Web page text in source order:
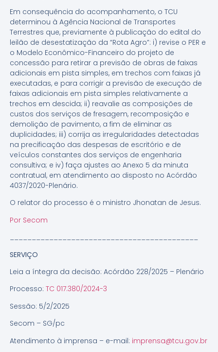
Em consequência do acompanhamento, o TCU
determinou à Agência Nacional de Transportes
Terrestres que, previamente à publicação do edital do
leilão de desestatização da “Rota Agro”: i) revise o PER e
o Modelo Econômico-Financeiro do projeto de
concessão para retirar a previsão de obras de faixas
adicionais em pista simples, em trechos com faixas já
executadas, e para corrigir a previsão de execução de
faixas adicionais em pista simples relativamente a
trechos em descida; ii) reavalie as composições de
custos dos serviços de fresagem, recomposição e
demolição de pavimento, a fim de eliminar as
duplicidades; iii) corrija as irregularidades detectadas
na precificação das despesas de escritório e de
veículos constantes dos serviços de engenharia
consultiva; e iv) faça ajustes ao Anexo 5 da minuta
contratual, em atendimento ao disposto no Acórdão
4037/2020-Plenário.
O relator do processo é o ministro Jhonatan de Jesus.
Por Secom
___________________________________________
SERVIÇO
Leia a íntegra da decisão: Acórdão 228/2025 – Plenário
Processo: TC 017.380/2024-3
Sessão: 5/2/2025
Secom – SG/pc
Atendimento à imprensa – e-mail: imprensa@tcu.gov.br